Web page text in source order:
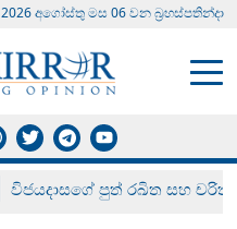
2026 අගෝස්‍තු මස 06 වන බ්‍රහස්පතින්දා
විජයදාසගේ පුත් රඛිත සහ චරිත්